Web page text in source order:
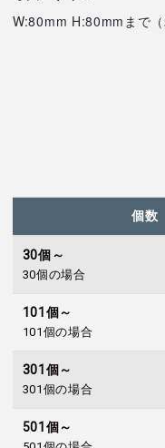
W:80mm H:80mmまで
個数
30個～
30個の場合
101個～
101個の場合
301個～
301個の場合
501個～